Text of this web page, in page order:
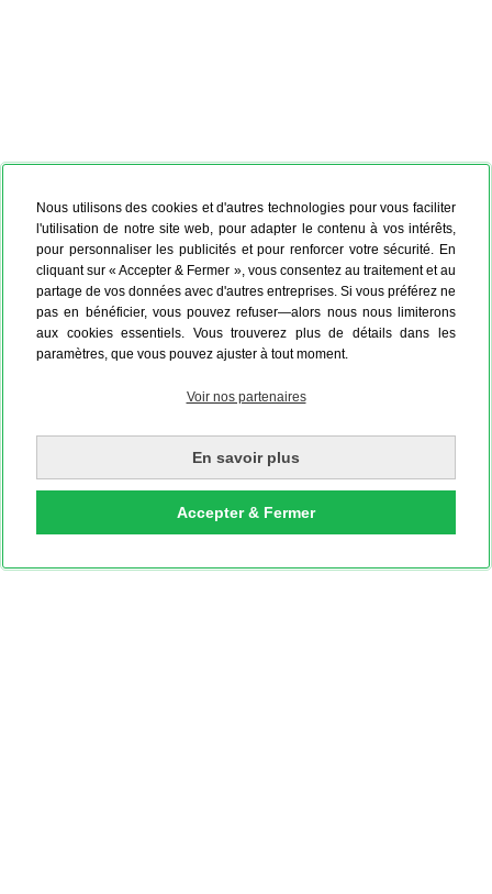
Nous utilisons des cookies et d'autres technologies pour vous faciliter
l'utilisation de notre site web, pour adapter le contenu à vos intérêts,
pour personnaliser les publicités et pour renforcer votre sécurité. En
cliquant sur « Accepter & Fermer », vous consentez au traitement et au
partage de vos données avec d'autres entreprises. Si vous préférez ne
pas en bénéficier, vous pouvez refuser—alors nous nous limiterons
aux cookies essentiels. Vous trouverez plus de détails dans les
paramètres, que vous pouvez ajuster à tout moment.
Voir nos partenaires
En savoir plus
Accepter & Fermer